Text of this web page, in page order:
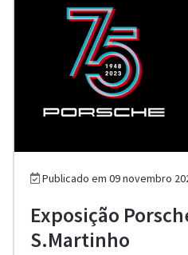
Publicado em 09 novembro
Exposição
S.Martinho